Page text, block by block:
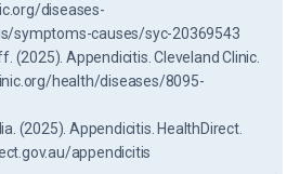
diseases-
symptoms-causes/syc-20369543
(2025). Appendicitis. Cleveland Clinic.
health/diseases/8095-
(2025). Appendicitis. HealthDirect.
appendicitis